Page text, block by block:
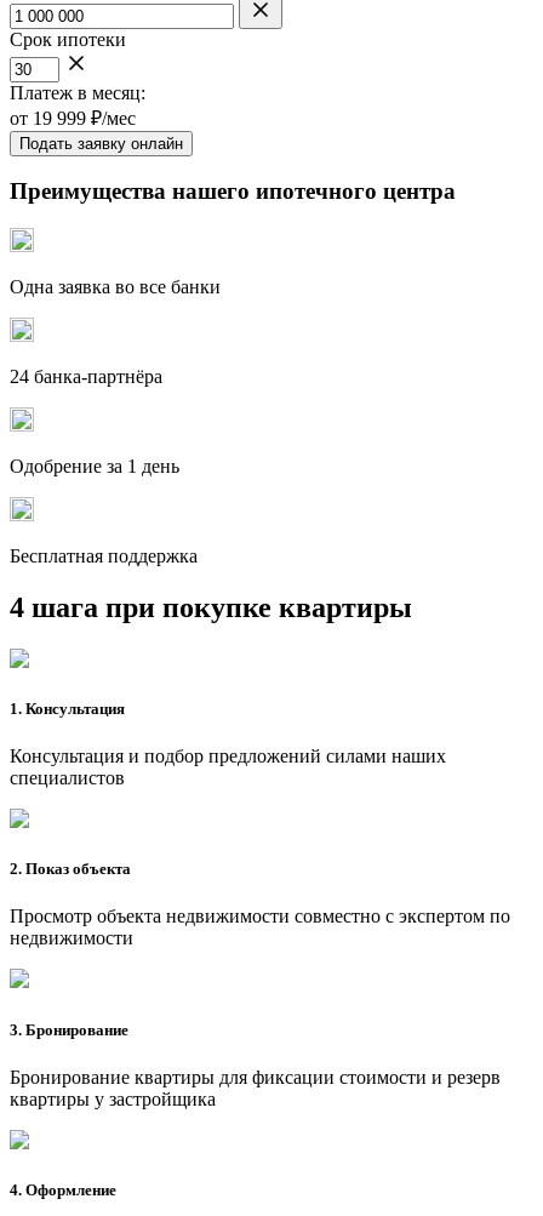
Срок ипотеки
Платеж в месяц:
от 19 999 ₽/мес
Подать заявку онлайн
Преимущества нашего ипотечного центра
Одна заявка во все банки
24 банка-партнёра
Одобрение за 1 день
Бесплатная поддержка
4 шага при покупке квартиры
1. Консультация
Консультация и подбор предложений силами наших
специалистов
2. Показ объекта
Просмотр объекта недвижимости совместно с экспертом по
недвижимости
3. Бронирование
Бронирование квартиры для фиксации стоимости и резерв
квартиры у застройщика
4. Оформление